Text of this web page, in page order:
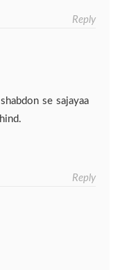
Reply
se sajayaa
Reply